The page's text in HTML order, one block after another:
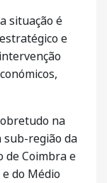
situação é
e
na
sub-região da
de Coimbra e
do Médio